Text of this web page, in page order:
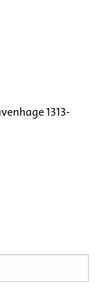
1313-